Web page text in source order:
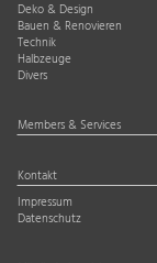
Deko & Design
Bauen & Renovieren
Technik
Halbzeuge
Divers
Members & Services
Kontakt
Impressum
Datenschutz